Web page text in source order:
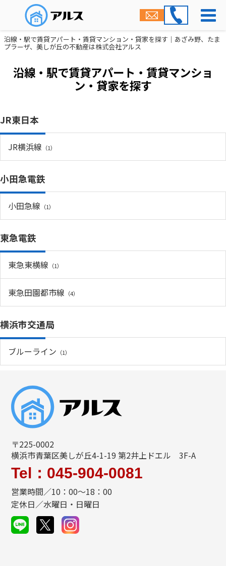
沿線・駅で賃貸アパート・賃貸マンション・貸家を探す｜あざみ野、たま
プラーザ、美しが丘の不動産は株式会社アルス
沿線・駅で賃貸アパート・賃貸マンショ
ン・貸家を探す
JR東日本
JR横浜線 （1）
小田急電鉄
小田急線 （1）
東急電鉄
東急東横線 （1）
東急田園都市線 （4）
横浜市交通局
ブルーライン （1）
〒225-0002
横浜市青葉区美しが丘4-1-19 第2井上ドエル 3F-A
Tel：045-904-0081
営業時間／10：00～18：00
定休日／水曜日・日曜日